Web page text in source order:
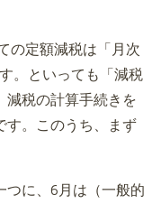
の定額減税は「月次
。といっても「減税
減税の計算手続きを
す。このうち、まず
つに、6月は（一般的